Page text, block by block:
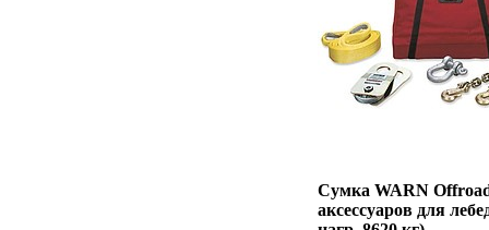
Сумка WARN
аксессуаров для